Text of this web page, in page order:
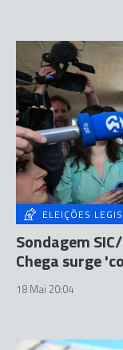
ELEIÇÕES
Sondagem
Chega surge
18 Mai 20:04